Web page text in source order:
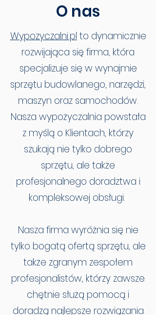
O nas
Wypozyczalni.pl to dynamicznie
rozwijająca się firma, która
specjalizuje się w wynajmie
sprzętu budowlanego, narzędzi,
maszyn oraz samochodów.
Nasza wypożyczalnia powstała
z myślą o Klientach, którzy
szukają nie tylko dobrego
sprzętu, ale także
profesjonalnego doradztwa i
kompleksowej obsługi.
Nasza firma wyróżnia się nie
tylko bogatą ofertą sprzętu, ale
także zgranym zespołem
profesjonalistów, którzy zawsze
chętnie służą pomocą i
doradzą najlepsze rozwiązania